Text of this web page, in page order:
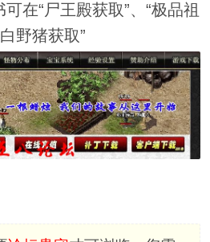
在“尸王殿获取”、“极品祖
野猪获取”